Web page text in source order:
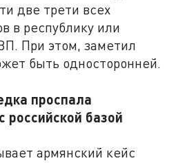
две трети всех
в республику или
При этом, заметил
быть односторонней.
проспала
российской базой
армянский кейс